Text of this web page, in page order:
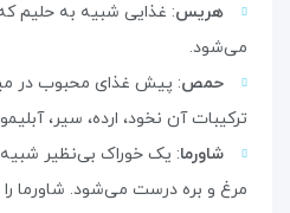
هریس: غذایی شبیه به حلیم
می‌شود.
حمص: پیش غذای محبوب در
ترکیبات آن نخود، ارده، سیر،
شاورما: یک خوراک بی‌نظیر
مرغ و بره درست می‌شود. شاورما را